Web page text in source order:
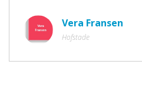
Vera Fransen
Hofstade